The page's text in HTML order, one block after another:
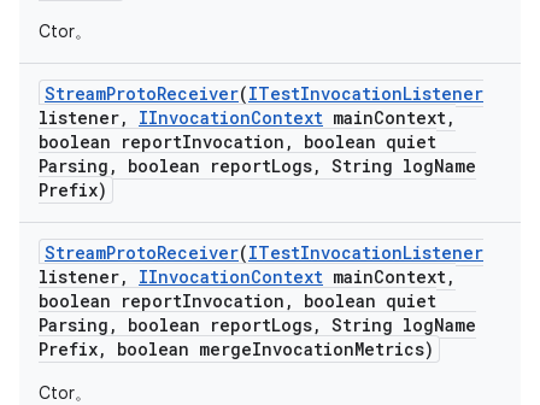
Ctor。
StreamProtoReceiver(ITestInvocationListener
listener, IInvocationContext mainContext,
boolean reportInvocation ,
boolean quiet
Parsing , boolean reportLogs, String logName
Prefix)
StreamProtoReceiver(ITestInvocationListener
listener, IInvocationContext mainContext,
boolean reportInvocation ,
boolean quiet
Parsing , boolean reportLogs, String logName
Prefix, boolean mergeInvocationMetrics)
Ctor。